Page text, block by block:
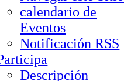
calendario de
Eventos
Notificación RSS
Descripción